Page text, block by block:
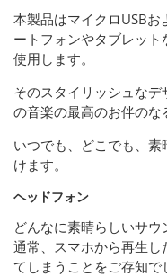
本製品はマイクロUSB
ートフォンやタブレッ
使用します。
そのスタイリッシュな
の音楽の最高のお伴のな
いつでも、どこでも、
けます。
ヘッドフォン
どんなに素晴らしいサウ
通常、スマホから再生
てしまうことをご存知で